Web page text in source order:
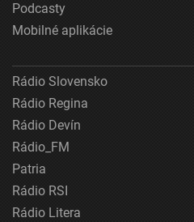
Podcasty
Mobilné aplikácie
Rádio Slovensko
Rádio Regina
Rádio Devín
Rádio_FM
Patria
Rádio RSI
Rádio Litera